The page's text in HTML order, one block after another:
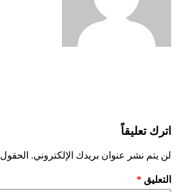
اترك تعليقاً
لن يتم نشر عنوان بريدك الإلكتروني.
التعليق *